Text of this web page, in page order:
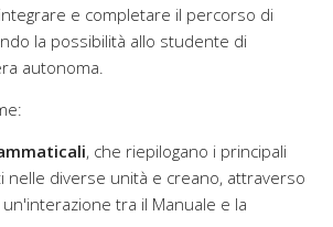
e completare il percorso di
la possibilità allo studente di
autonoma.
, che riepilogano i principali
nelle diverse unità e creano, attraverso
tra il Manuale e la